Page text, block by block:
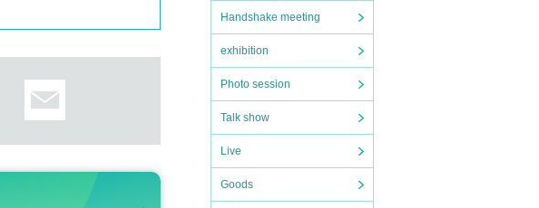
Handshake meeting
exhibition
Photo session
Talk show
Live
Goods